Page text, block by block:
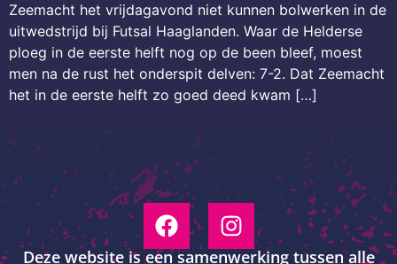
Zeemacht het vrijdagavond niet kunnen bolwerken in de
uitwedstrijd bij Futsal Haaglanden. Waar de Helderse
ploeg in de eerste helft nog op de been bleef, moest
men na de rust het onderspit delven: 7-2. Dat Zeemacht
het in de eerste helft zo goed deed kwam […]
Deze website is een samenwerking tussen alle